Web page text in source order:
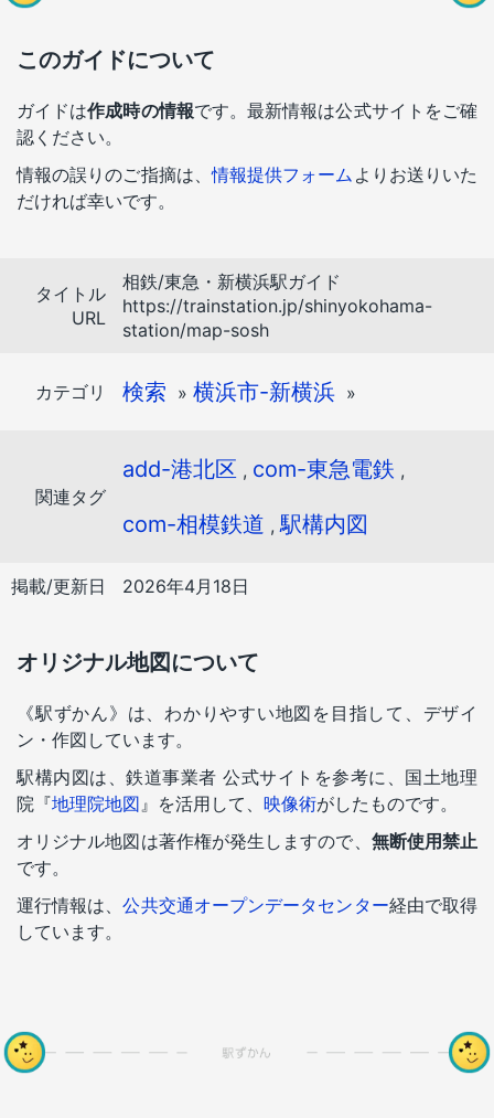
このガイドについて
ガイドは作成時の情報です。最新情報は公式サイトをご確
認ください。
情報の誤りのご指摘は、情報提供フォーム よりお送りいた
だければ幸いです。
タイトル
URL
相鉄/東急・新横浜駅ガイド
https://trainstation.jp/shinyokohama-
station/map-sosh
カテゴリ 検索 » 横浜市-新横浜 »
関連タグ
add-港北区 , com-東急電鉄 ,
com-相模鉄道 ,駅構内図
掲載/更新日 2026年4月18日
オリジナル地図について
《駅ずかん》は、わかりやすい地図を目指して、デザイ
ン・作図しています。
駅構内図は、鉄道事業者 公式サイトを参考に、国土地理
院『地理院地図 』を活用して、 映像術がしたものです。
オリジナル地図は著作権が発生しますので、 無断使用禁止
です。
運行情報は、公共交通オープンデータセンター経由で取得
しています。